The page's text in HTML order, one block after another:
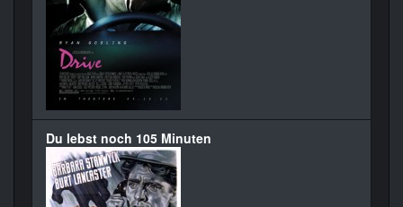
Du lebst noch 105 Minuten